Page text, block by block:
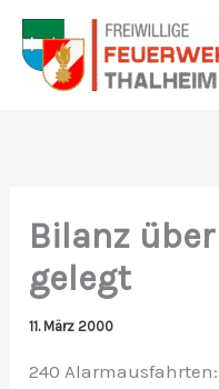
Zum
Inhalt
springen
Bilanz über
gelegt
11. März 2000
240